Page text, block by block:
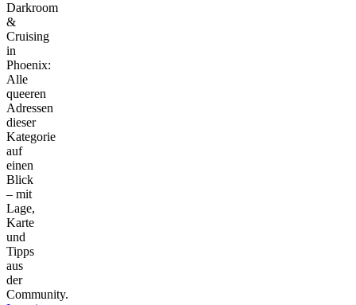
Darkroom
&
Cruising
in
Phoenix:
Alle
queeren
Adressen
dieser
Kategorie
auf
einen
Blick
– mit
Lage,
Karte
und
Tipps
aus
der
Community.